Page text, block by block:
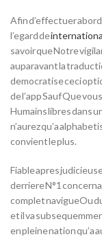
Afin d’effectuer
l’egard de
savoir que Notre
auparavant la
democratise ceci
de l’app Sauf Que
Humains libres dans
n’aurez qu’a
convient le plus.
Fiable apres
derriere N°1
complet navigueOu
et il va
en pleine nation qu’a